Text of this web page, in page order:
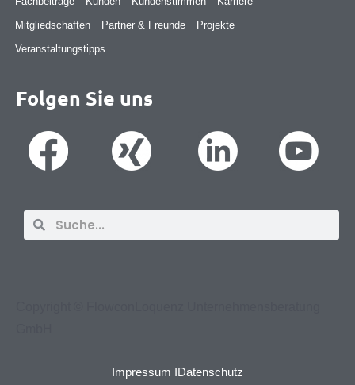
Mitgliedschaften
Partner & Freunde
Projekte
Veranstaltungstipps
Folgen Sie uns
Impressum IDatenschutz